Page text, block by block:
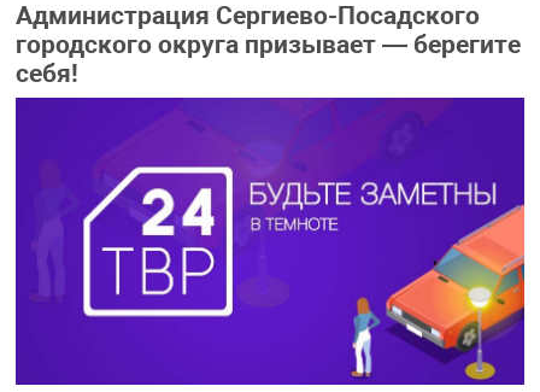
Администрация Сергиево-Посадского
городского округа призывает — берегите
себя!